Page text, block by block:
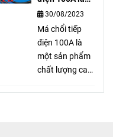
toàn và hiệu
quả, mang lại
lợi ích và tiện
ích cho người
sử dụng.
như thế nào?
30/08/2023
Má chổi tiếp
điện 100A là
một sản phẩm
chất lượng cao,